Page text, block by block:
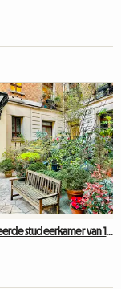
Gemeubileerde studeerkamer van 10 m² - Parys Sentraal - Stil en helder